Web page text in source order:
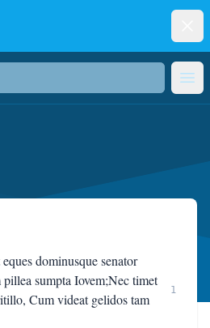
dominusque senator
sumpta Iovem;Nec timet
Cum videat gelidos tam
1